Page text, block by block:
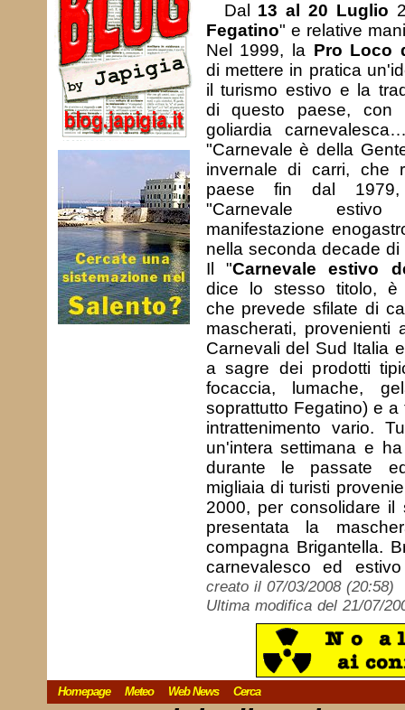
Dal 13 al 20 Luglio
Fegatino" e relative
Nel 1999, la Pro Loco
di mettere in pratica
il turismo estivo e la
di questo paese, con
goliardia
"Carnevale è della
invernale di carri, che
paese fin dal
"Carnevale
manifestazione
nella seconda decade di
Il "Carnevale estivo
dice lo stesso titolo, è
che prevede sfilate di
mascherati, provenienti
Carnevali del Sud Italia
a sagre dei prodotti
focaccia, lumache,
soprattutto Fegatino) e
intrattenimento vario.
un'intera settimana e
durante le passate
migliaia di turisti
2000, per consolidare
presentata la
compagna Brigantella.
carnevalesco ed
creato il 07/03/2008 (20:58)
Ultima modifica del 21/07/
Homepage Meteo Web News Cerca